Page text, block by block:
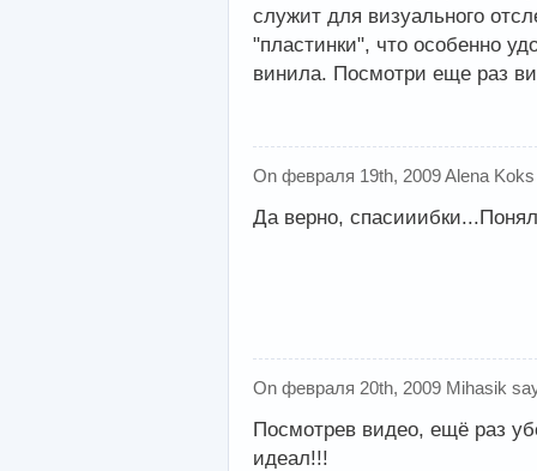
служит для визуального
"пластинки", что особенно
винила. Посмотри еще раз
On февраля 19th, 2009 Alena
Да верно,
On февраля 20th, 2009 Mihasik
Посмотрев видео, ещё раз
идеал!!!